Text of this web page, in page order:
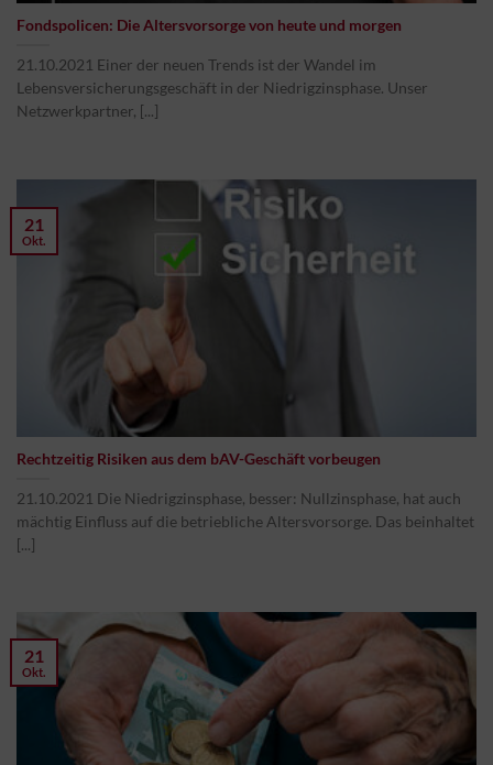
Fondspolicen: Die Altersvorsorge von heute und morgen
21.10.2021 Einer der neuen Trends ist der Wandel im
Lebensversicherungsgeschäft in der Niedrigzinsphase. Unser
Netzwerkpartner, [...]
Rechtzeitig Risiken aus dem bAV-Geschäft vorbeugen
21.10.2021 Die Niedrigzinsphase, besser: Nullzinsphase, hat auch
mächtig Einfluss auf die betriebliche Altersvorsorge. Das beinhaltet
[...]
21
Okt.
21
Okt.